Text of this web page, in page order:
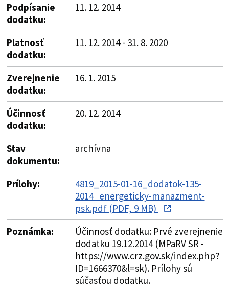
Podpísanie
dodatku:
11. 12. 2014
Platnosť
dodatku:
11. 12. 2014 - 31. 8. 2020
Zverejnenie
dodatku:
16. 1. 2015
Účinnosť
dodatku:
20. 12. 2014
Stav
dokumentu:
archívna
Prílohy:
4819_2015-01-16_dodatok-135-
2014_energeticky-manazment-
psk.pdf (PDF, 9 MB)
Poznámka:
Účinnosť dodatku: Prvé zverejnenie
dodatku 19.12.2014 (MPaRV SR -
https://www.crz.gov.sk/index.php?
ID=1666370&l=sk). Prílohy sú
súčasťou dodatku.